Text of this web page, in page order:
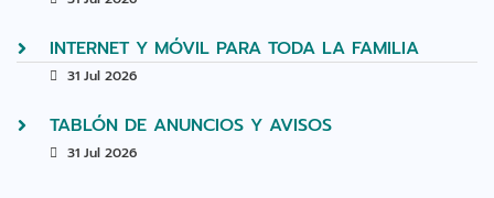
INTERNET Y MÓVIL PARA TODA LA FAMILIA
31 Jul 2026
TABLÓN DE ANUNCIOS Y AVISOS
31 Jul 2026